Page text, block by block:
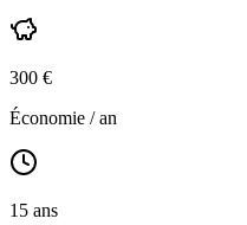
300 €
Économie / an
15 ans